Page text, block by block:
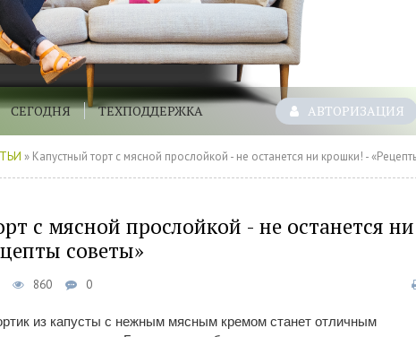
СЕГОДНЯ ТЕХПОДДЕРЖКА АВТОРИЗАЦИЯ
» Капустный торт с мясной прослойкой - не останется ни крошки! - «Рецепты
с мясной прослойкой - не останется ни
советы»
860 0
из капусты с нежным мясным кремом станет отличным